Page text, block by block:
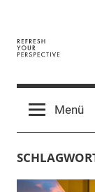
springen
Y
Digital
BusinessMenü